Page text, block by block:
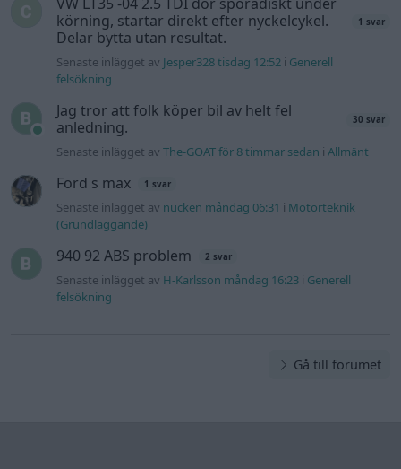
körning, startar direkt efter nyckelcykel.
Delar bytta utan resultat.
1 svar
Senaste inlägget av Jesper328 tisdag 12:52 i Generell
felsökning
Jag tror att folk köper bil av helt fel
anledning.
30 svar
Senaste inlägget avThe-GOAT för 8 timmar sedan iAllmänt
Ford s max 1 svar
Senaste inlägget av nucken måndag 06:31 i Motorteknik
(Grundläggande)
940 92 ABS problem 2 svar
Senaste inlägget av H-Karlsson måndag 16:23 i Generell
felsökning
Gå till forumet